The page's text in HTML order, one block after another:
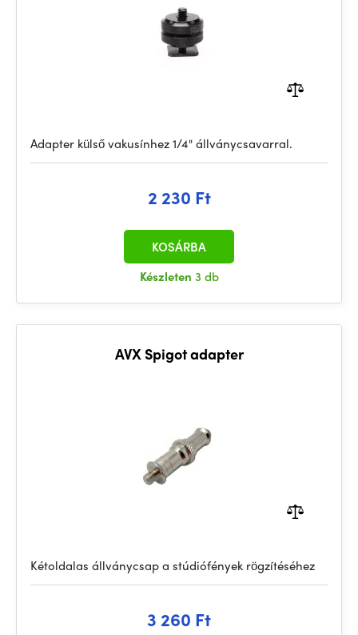
Adapter külső vakusínhez 1/4" állványcsavarral.
2 230 Ft
Készleten 3 db
KOSÁRBA
AVX Spigot adapter
Kétoldalas állványcsap a stúdiófények rögzítéséhez
3 260 Ft